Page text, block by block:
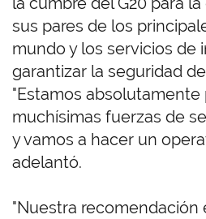
sus pares de los
mundo y los servicios de
garantizar la seguridad
"Estamos absolutamente
muchísimas fuerzas de
y vamos a hacer un
adelantó.
"Nuestra recomendación